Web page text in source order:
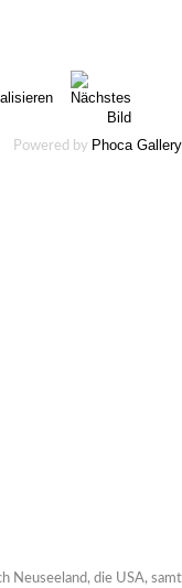
Powered by Phoca Gallery
Neuseeland, die USA, samt